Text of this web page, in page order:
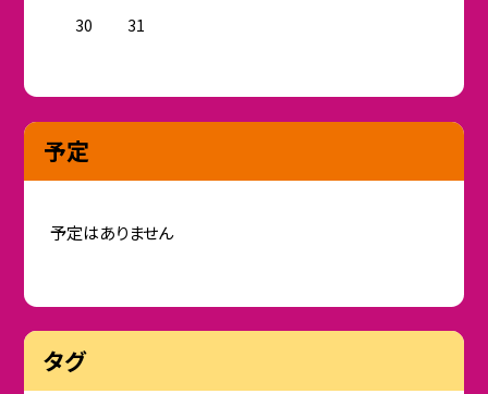
30
31
予定
予定はありません
タグ